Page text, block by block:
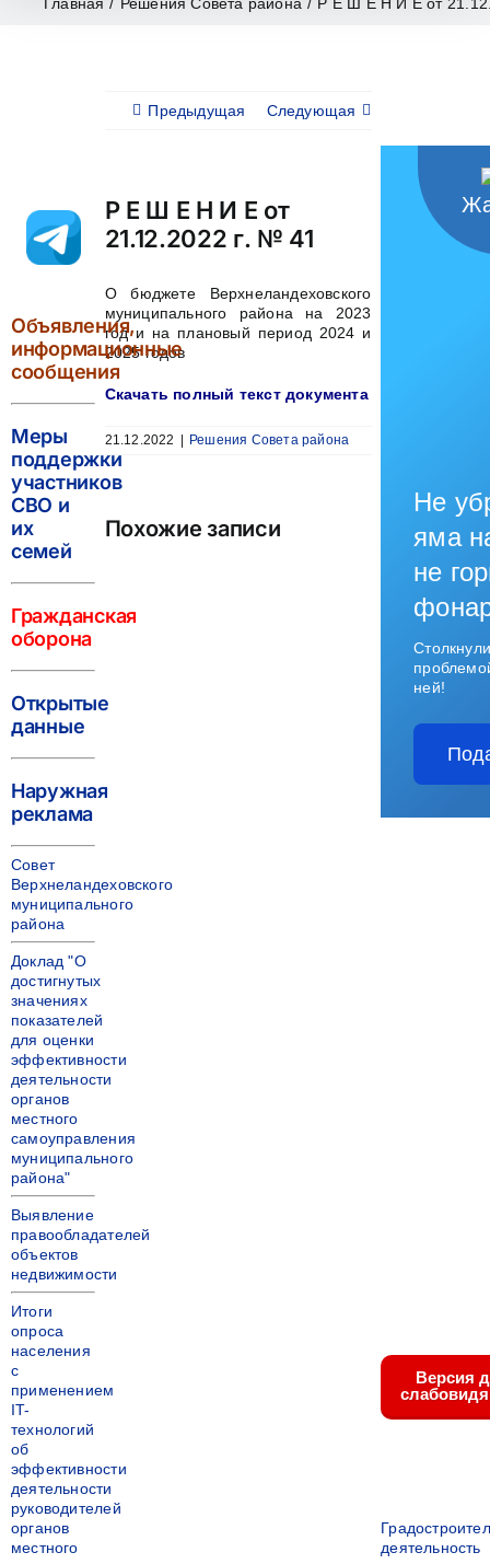
Предыдущая Следующая
Р Е Ш Е Н И Е от
21.12.2022 г. № 41
О бюджете Верхнеландеховского
муниципального района на 2023
год и на плановый период 2024 и
2025 годов
Скачать полный текст документа
21.12.2022 Решения Совета района
Похожие записи
Объявления,
информационные
сообщения
Меры
поддержки
участников
СВО и
их
семей
Гражданская
оборона
Открытые
данные
Наружная
реклама
Совет
Верхнеландеховского
муниципального
района
Доклад "О
достигнутых
значениях
показателей
для оценки
эффективности
деятельности
органов
местного
самоуправления
муниципального
района"
Выявление
правообладателей
объектов
недвижимости
Итоги
опроса
населения
с
применением
IT-
технологий
об
эффективности
деятельности
руководителей
органов
местного
Не
яма
не
ней!
Версия
деятельность